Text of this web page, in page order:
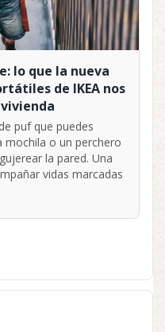
lo que la nueva
de IKEA nos
puf que puedes
o un perchero
la pared. Una
vidas marcadas